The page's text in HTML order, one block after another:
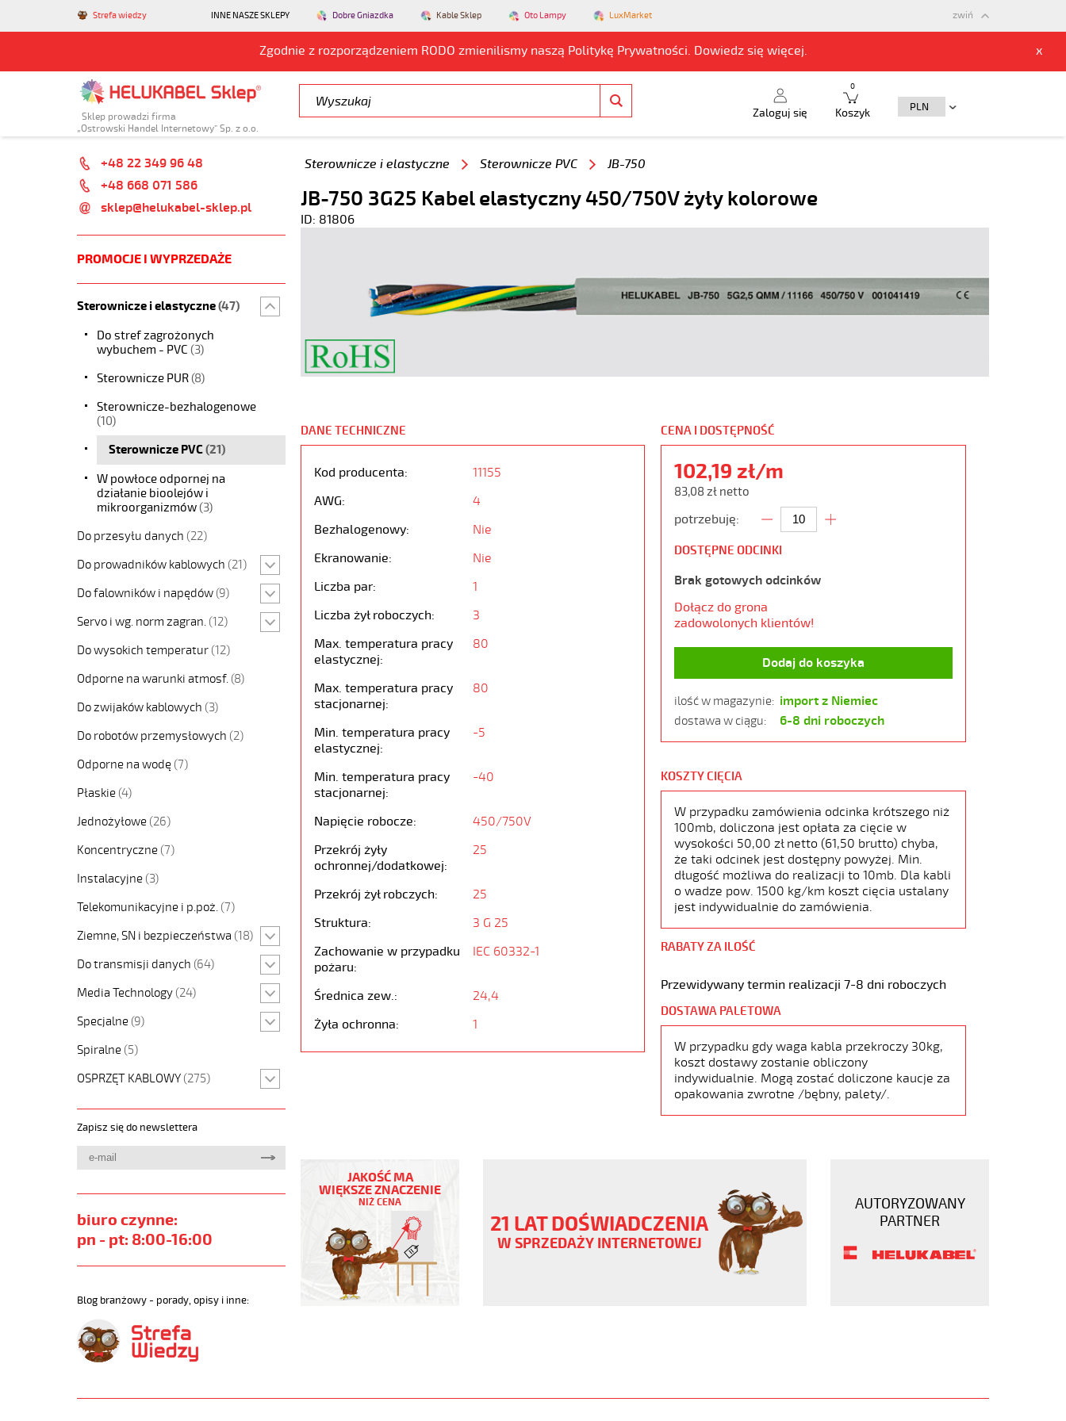
Strefa wiedzy INNE NASZE SKLEPY Dobre Gniazdka Kable Sklep Oto Lampy LuxMarket
Zgodnie z rozporządzeniem RODO zmienilismy naszą Politykę Prywatności. Dowiedz się więcej. x
zwiń
Sklep prowadzi firma
„Ostrowski Handel Internetowy” Sp. z o.o.
Zaloguj się Koszyk
0
+48 22 349 96 48
+48 668 071 586
sklep@helukabel-sklep.pl
PROMOCJE I WYPRZEDAŻE
Sterownicze i elastyczne(47)
Do stref zagrożonych
wybuchem - PVC (3)
Sterownicze PUR(8)
Sterownicze-bezhalogenowe
(10)
Sterownicze PVC(21)
W powłoce odpornej na
działanie bioolejów i
mikroorganizmów(3)
Do przesyłu danych (22)
Do prowadników kablowych (21)
Do falowników i napędów (9)
Servo i wg. norm zagran. (12)
Do wysokich temperatur (12)
Odporne na warunki atmosf. (8)
Do zwijaków kablowych (3)
Do robotów przemysłowych (2)
Odporne na wodę (7)
Płaskie (4)
Jednożyłowe (26)
Koncentryczne (7)
Instalacyjne (3)
Telekomunikacyjne i p.poż. (7)
Ziemne, SN i bezpieczeństwa (18)
Do transmisji danych (64)
Media Technology (24)
Specjalne (9)
Spiralne (5)
OSPRZĘT KABLOWY (275)
Zapisz się do newslettera
biuro czynne:
pn - pt: 8:00-16:00
Blog branżowy - porady, opisy i inne:
Sterownicze i elastyczne Sterownicze PVC JB-750
JB-750 3G25 Kabel elastyczny 450/750V żyły kolorowe
ID: 81806
DANE TECHNICZNE
Kod producenta:
11155
AWG:
4
Bezhalogenowy:
Nie
Ekranowanie:
Nie
Liczba par:
1
Liczba żył roboczych:
3
Max. temperatura pracy
elastycznej:
80
Max. temperatura pracy
stacjonarnej:
80
Min. temperatura pracy
elastycznej:
-5
Min. temperatura pracy
stacjonarnej:
-40
Napięcie robocze:
450/750V
Przekrój żyły
ochronnej/dodatkowej:
25
Przekrój żył robczych:
25
Struktura:
3 G 25
Zachowanie w przypadku
pożaru:
IEC 60332-1
Średnica zew.:
24,4
Żyła ochronna:
1
CENA I DOSTĘPNOŚĆ
102,19 zł/m
83,08 zł netto
potrzebuję:
DOSTĘPNE ODCINKI
Brak gotowych odcinków
Dołącz do grona
zadowolonych klientów!
Dodaj do koszyka
ilość w magazynie: import z Niemiec
dostawa w ciągu: 6-8 dni roboczych
KOSZTY CIĘCIA
W przypadku zamówienia odcinka krótszego niż
100mb, doliczona jest opłata za cięcie w
wysokości 50,00 zł netto (61,50 brutto) chyba,
że taki odcinek jest dostępny powyżej. Min.
długość możliwa do realizacji to 10mb. Dla kabli
o wadze pow. 1500 kg/km koszt cięcia ustalany
jest indywidualnie do zamówienia.
RABATY ZA ILOŚĆ
Przewidywany termin realizacji 7-8 dni roboczych
DOSTAWA PALETOWA
W przypadku gdy waga kabla przekroczy 30kg,
koszt dostawy zostanie obliczony
indywidualnie. Mogą zostać doliczone kaucje za
opakowania zwrotne /bębny, palety/.
3G25
Kabel
450/750V
kolorowe
https://www.static.helukabel-
sklep.pl/upload/galleries/products/1510-
JAKOŚĆ MA
WIĘKSZE ZNACZENIE
NIŻ CENA
21 LAT DOŚWIADCZENIA
W SPRZEDAŻY INTERNETOWEJ
AUTORYZOWANY
PARTNER